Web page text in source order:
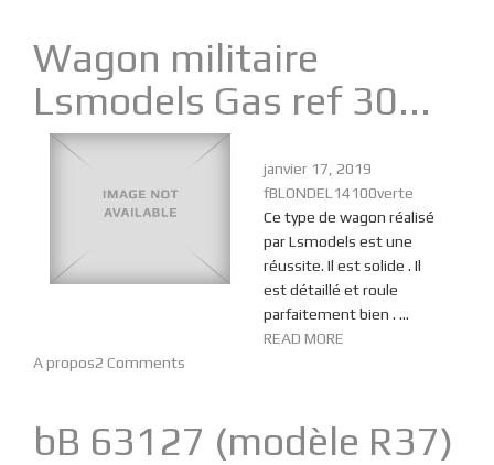
Wagon militaire
Lsmodels Gas ref 30...
janvier 17, 2019
fBLONDEL14100verte
Ce type de wagon réalisé
par Lsmodels est une
réussite. Il est solide . Il
est détaillé et roule
parfaitement bien . ...
READ MORE
A propos2 Comments
bB 63127 (modèle R37)